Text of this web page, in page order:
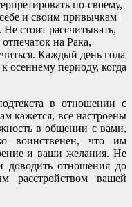
по-своему,
и своим привычкам
стоит рассчитывать,
на Рака,
Каждый день года
осеннему периоду, когда
в отношении с
кажется, все настроены
в общении с вами,
воинственен, что им
и ваши желания. Не
доводить отношения до
расстройством вашей